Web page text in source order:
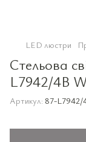
LED люстри
Стельова
L7942/4B
Артикул: 87-L7942/